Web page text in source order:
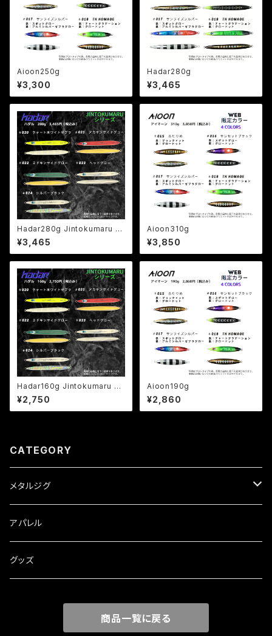
Aioon250g
¥3,300
Hadar280g
¥3,465
Hadar280g Jintokumaru L
TD
¥3,465
Aioon310g
¥3,850
Hadar160g Jintokumaru LT
D
¥2,750
Aioon190g
¥2,860
CATEGORY
メタルジグ
Aioon
Hadar
アパレル
グッズ
商品一覧に戻る